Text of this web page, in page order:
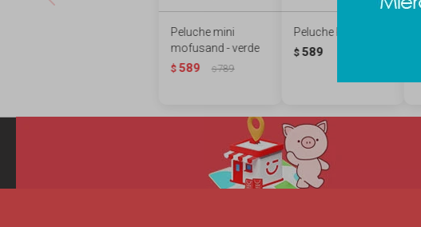
Peluche mini
mofusand - verde
$ 589 $789
Peluche PAC-MAN
$ 589